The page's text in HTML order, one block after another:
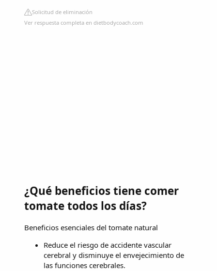
Solicitud de eliminación
Ver respuesta completa en dietbodycoach.com
¿Qué beneficios tiene comer
tomate todos los días?
Beneficios esenciales del tomate natural
Reduce el riesgo de accidente vascular
cerebral y disminuye el envejecimiento de
las funciones cerebrales.